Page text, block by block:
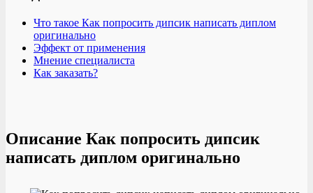
Что такое Как попросить дипсик написать диплом
оригинально
Эффект от применения
Мнение специалиста
Как заказать?
Описание Как попросить дипсик
написать диплом оригинально